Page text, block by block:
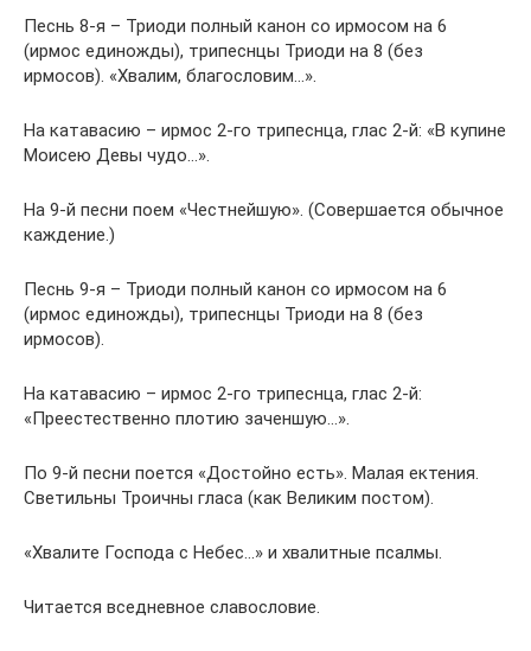
Песнь 8-я – Триоди полный канон со ирмосом на 6
(ирмос единожды), трипеснцы Триоди на 8 (без
ирмосов). «Хвалим, благословим…».
На катавасию – ирмос 2-го трипеснца, глас 2-й: «В купине
Моисею Девы чудо…».
На 9-й песни поем «Честнейшую». (Совершается обычное
каждение.)
Песнь 9-я – Триоди полный канон со ирмосом на 6
(ирмос единожды), трипеснцы Триоди на 8 (без
ирмосов).
На катавасию – ирмос 2-го трипеснца, глас 2-й:
«Преестественно плотию заченшую…».
По 9-й песни поется «Достойно есть». Малая ектения.
Светильны Троичны гласа (как Великим постом).
«Хвалите Господа с Небес…» и хвалитные псалмы.
Читается вседневное славословие.